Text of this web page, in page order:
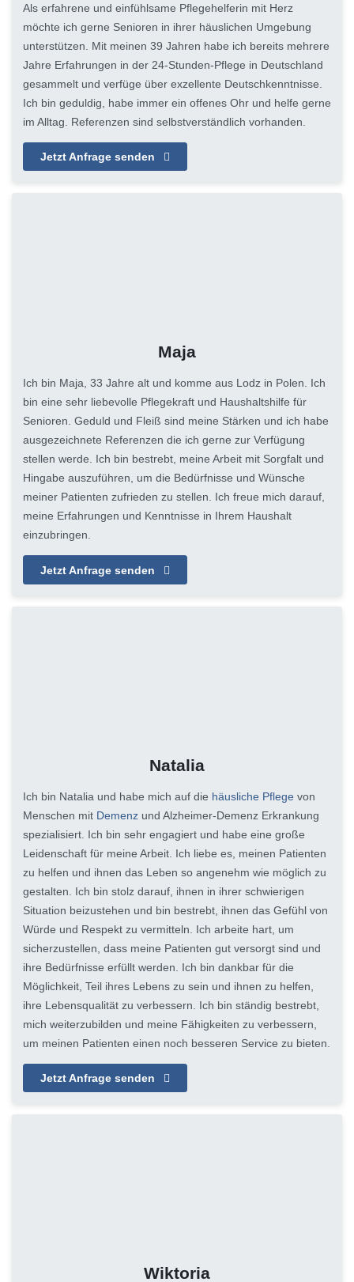
Als erfahrene und einfühlsame Pflegehelferin mit Herz
möchte ich gerne Senioren in ihrer häuslichen Umgebung
unterstützen. Mit meinen 39 Jahren habe ich bereits mehrere
Jahre Erfahrungen in der 24-Stunden-Pflege in Deutschland
gesammelt und verfüge über exzellente Deutschkenntnisse.
Ich bin geduldig, habe immer ein offenes Ohr und helfe gerne
im Alltag. Referenzen sind selbstverständlich vorhanden.
Jetzt Anfrage senden
Maja
Ich bin Maja, 33 Jahre alt und komme aus Lodz in Polen. Ich
bin eine sehr liebevolle Pflegekraft und Haushaltshilfe für
Senioren. Geduld und Fleiß sind meine Stärken und ich habe
ausgezeichnete Referenzen die ich gerne zur Verfügung
stellen werde. Ich bin bestrebt, meine Arbeit mit Sorgfalt und
Hingabe auszuführen, um die Bedürfnisse und Wünsche
meiner Patienten zufrieden zu stellen. Ich freue mich darauf,
meine Erfahrungen und Kenntnisse in Ihrem Haushalt
einzubringen.
Jetzt Anfrage senden
Natalia
Ich bin Natalia und habe mich auf die häusliche Pflege von
Menschen mit Demenz und Alzheimer-Demenz Erkrankung
spezialisiert. Ich bin sehr engagiert und habe eine große
Leidenschaft für meine Arbeit. Ich liebe es, meinen Patienten
zu helfen und ihnen das Leben so angenehm wie möglich zu
gestalten. Ich bin stolz darauf, ihnen in ihrer schwierigen
Situation beizustehen und bin bestrebt, ihnen das Gefühl von
Würde und Respekt zu vermitteln. Ich arbeite hart, um
sicherzustellen, dass meine Patienten gut versorgt sind und
ihre Bedürfnisse erfüllt werden. Ich bin dankbar für die
Möglichkeit, Teil ihres Lebens zu sein und ihnen zu helfen,
ihre Lebensqualität zu verbessern. Ich bin ständig bestrebt,
mich weiterzubilden und meine Fähigkeiten zu verbessern,
um meinen Patienten einen noch besseren Service zu bieten.
Jetzt Anfrage senden
Wiktoria